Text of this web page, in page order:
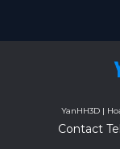
YanHH3D |
Contact